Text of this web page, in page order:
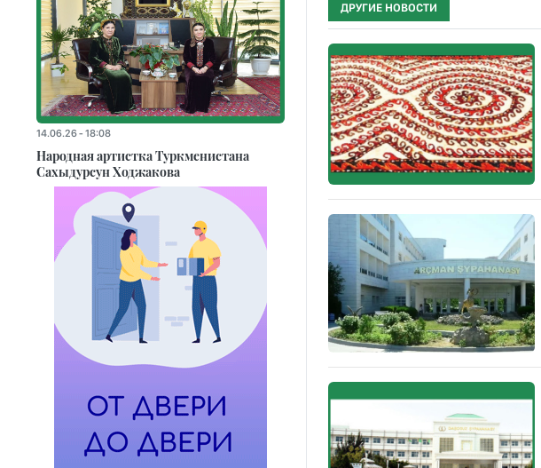
ДРУГИЕ НОВОСТИ
14.06.26 - 18:08
Народная артистка Туркменистана
Сахыдурсун Ходжакова